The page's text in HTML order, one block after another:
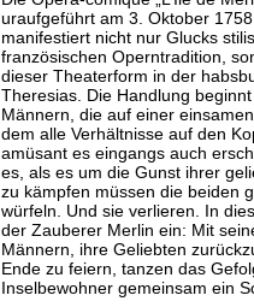
uraufgeführt am 3. Oktober
manifestiert nicht nur Glucks
französischen Operntradition,
dieser Theaterform in der
Theresias. Die Handlung
Männern, die auf einer
dem alle Verhältnisse auf den
amüsant es eingangs auch
es, als es um die Gunst ihrer
zu kämpfen müssen die beiden
würfeln. Und sie verlieren. In
der Zauberer Merlin ein: Mit
Männern, ihre Geliebten
Ende zu feiern, tanzen das
Inselbewohner gemeinsam ein